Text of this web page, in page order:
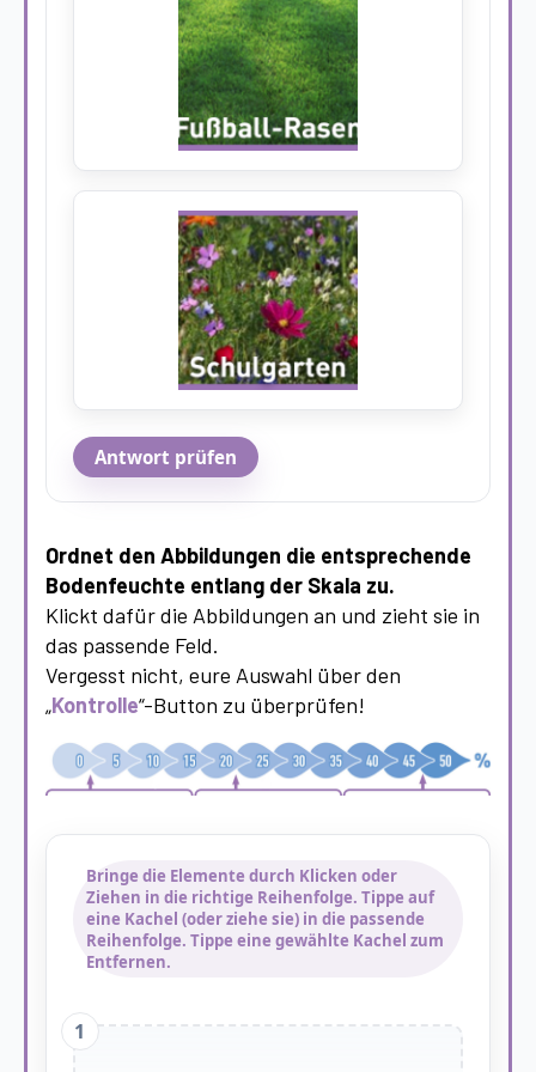
Antwort prüfen
Ordnet den Abbildungen die entsprechende
Bodenfeuchte entlang der Skala zu.
Klickt dafür die Abbildungen an und zieht sie in
das passende Feld.
Vergesst nicht, eure Auswahl über den
„Kontrolle“-Button zu überprüfen!
Bringe die Elemente durch Klicken oder
Ziehen in die richtige Reihenfolge. Tippe auf
eine Kachel (oder ziehe sie) in die passende
Reihenfolge. Tippe eine gewählte Kachel zum
Entfernen.
1